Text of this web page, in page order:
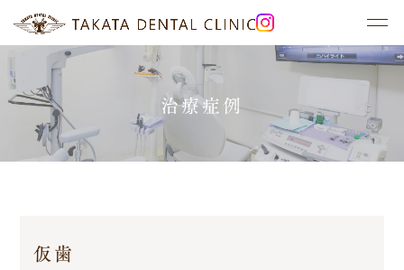
初めての方へ
医院概要・アクセス
院長紹介
保存治療
治療症例
仮歯